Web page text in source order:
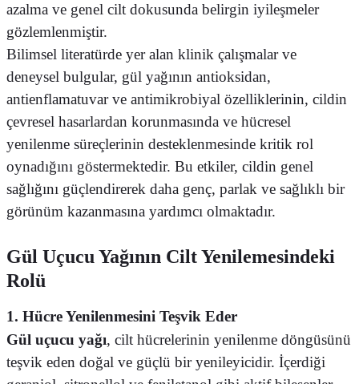
azalma ve genel cilt dokusunda belirgin iyileşmeler
gözlemlenmiştir.
Bilimsel literatürde yer alan klinik çalışmalar ve
deneysel bulgular, gül yağının antioksidan,
antienflamatuvar ve antimikrobiyal özelliklerinin, cildin
çevresel hasarlardan korunmasında ve hücresel
yenilenme süreçlerinin desteklenmesinde kritik rol
oynadığını göstermektedir. Bu etkiler, cildin genel
sağlığını güçlendirerek daha genç, parlak ve sağlıklı bir
görünüm kazanmasına yardımcı olmaktadır.
Gül Uçucu Yağının Cilt Yenilemesindeki
Rolü
1. Hücre Yenilenmesini Teşvik Eder
Gül uçucu yağı, cilt hücrelerinin yenilenme döngüsünü
teşvik eden doğal ve güçlü bir yenileyicidir. İçerdiği